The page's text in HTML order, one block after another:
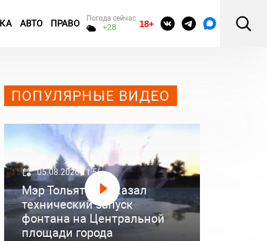
АВТО ПРАВО Погода сейчас
+28 18+
ПОПУЛЯРНЫЕ ВИДЕО
05.08.2026 11:56
Мэр Тольятти показал
технический запуск
фонтана на Центральной
площади города